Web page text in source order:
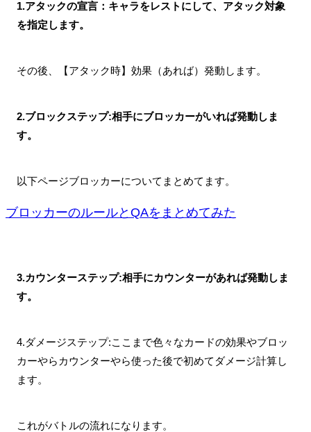
1.アタックの宣言：キャラをレストにして、アタック対象
を指定します。
その後、【アタック時】効果（あれば）発動します。
2.ブロックステップ:相手にブロッカーがいれば発動しま
す。
以下ページブロッカーについてまとめてます。
ブロッカーのルールとQAをまとめてみた
3.カウンターステップ:相手にカウンターがあれば発動しま
す。
4.ダメージステップ:ここまで色々なカードの効果やブロッ
カーやらカウンターやら使った後で初めてダメージ計算し
ます。
これがバトルの流れになります。